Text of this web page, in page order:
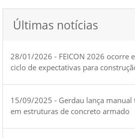
Últimas notícias
28/01/2026 - FEICON 2026 ocorre
ciclo de expectativas para
15/09/2025 - Gerdau lança manual
em estruturas de concreto armado